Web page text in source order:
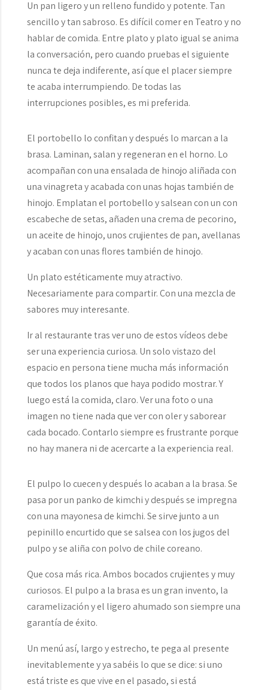
Un pan ligero y un relleno fundido y potente. Tan
sencillo y tan sabroso. Es difícil comer en Teatro y no
hablar de comida. Entre plato y plato igual se anima
la conversación, pero cuando pruebas el siguiente
nunca te deja indiferente, así que el placer siempre
te acaba interrumpiendo. De todas las
interrupciones posibles, es mi preferida.
El portobello lo confitan y después lo marcan a la
brasa. Laminan, salan y regeneran en el horno. Lo
acompañan con una ensalada de hinojo aliñada con
una vinagreta y acabada con unas hojas también de
hinojo. Emplatan el portobello y salsean con un con
escabeche de setas, añaden una crema de pecorino,
un aceite de hinojo, unos crujientes de pan, avellanas
y acaban con unas flores también de hinojo.
Un plato estéticamente muy atractivo.
Necesariamente para compartir. Con una mezcla de
sabores muy interesante.
Ir al restaurante tras ver uno de estos vídeos debe
ser una experiencia curiosa. Un solo vistazo del
espacio en persona tiene mucha más información
que todos los planos que haya podido mostrar. Y
luego está la comida, claro. Ver una foto o una
imagen no tiene nada que ver con oler y saborear
cada bocado. Contarlo siempre es frustrante porque
no hay manera ni de acercarte a la experiencia real.
El pulpo lo cuecen y después lo acaban a la brasa. Se
pasa por un panko de kimchi y después se impregna
con una mayonesa de kimchi. Se sirve junto a un
pepinillo encurtido que se salsea con los jugos del
pulpo y se aliña con polvo de chile coreano.
Que cosa más rica. Ambos bocados crujientes y muy
curiosos. El pulpo a la brasa es un gran invento, la
caramelización y el ligero ahumado son siempre una
garantía de éxito.
Un menú así, largo y estrecho, te pega al presente
inevitablemente y ya sabéis lo que se dice: si uno
está triste es que vive en el pasado, si está